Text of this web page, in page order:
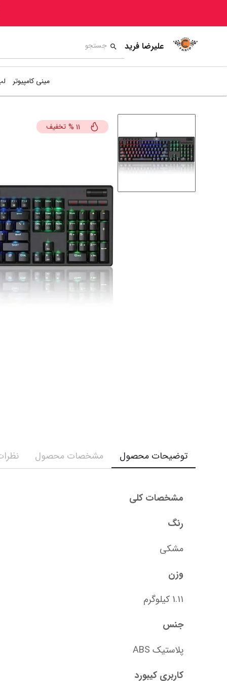
علیرضا فرید
مینی کامپیوتر
11
% تخفیف
توضیحات محصول مشخصات محصول
مشخصات کلی
رنگ
مشکی
وزن
1.11 کیلوگرم
جنس
پلاستیک ABS
کاربری کیبورد